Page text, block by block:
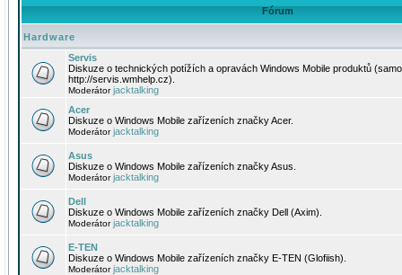
Fórum
Hardware
Servis
Diskuze o technických potížích a opravách Windows Mobile produktů
http://servis.wmhelp.cz).
Moderátorjacktalking
Acer
Diskuze o Windows Mobile zařízeních značky Acer.
Moderátorjacktalking
Asus
Diskuze o Windows Mobile zařízeních značky Asus.
Moderátorjacktalking
Dell
Diskuze o Windows Mobile zařízeních značky Dell (Axim).
Moderátorjacktalking
E-TEN
Diskuze o Windows Mobile zařízeních značky E-TEN (Glofiish).
Moderátorjacktalking